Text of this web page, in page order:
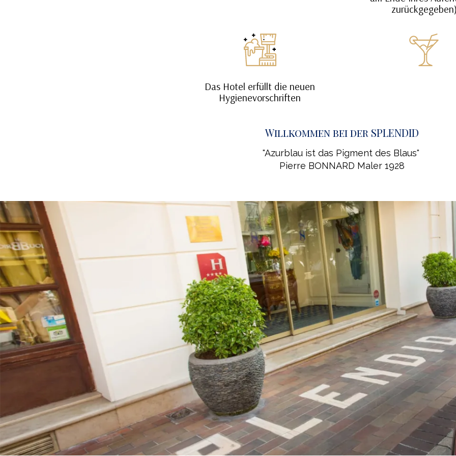
Das Hotel erfüllt die neuen
Hygienevorschriften
Willkommen bei der SPLENDID
"Azurblau ist das Pigment des Blaus"
Pierre BONNARD Maler 1928